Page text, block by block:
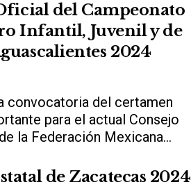
del Campeonato
Infantil, Juvenil y de
2024
convocatoria del certamen
para el actual Consejo
la Federación Mexicana...
de Zacatecas 2024